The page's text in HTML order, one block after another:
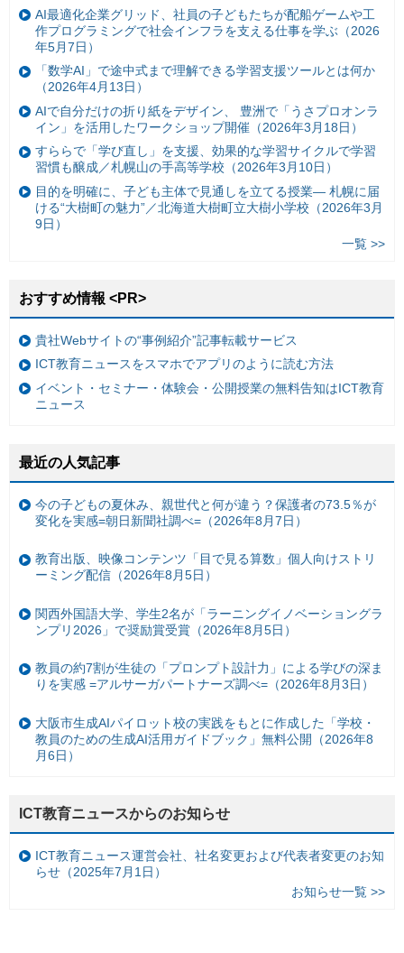
AI最適化企業グリッド、社員の子どもたちが配船ゲームや工
作プログラミングで社会インフラを支える仕事を学ぶ（2026
年5月7日）
「数学AI」で途中式まで理解できる学習支援ツールとは何か
（2026年4月13日）
AIで自分だけの折り紙をデザイン、 豊洲で「うさプロオンラ
イン」を活用したワークショップ開催（2026年3月18日）
すららで「学び直し」を支援、効果的な学習サイクルで学習
習慣も醸成／札幌山の手高等学校（2026年3月10日）
目的を明確に、子ども主体で見通しを立てる授業— 札幌に届
ける“大樹町の魅力”／北海道大樹町立大樹小学校（2026年3月
9日）
一覧 >>
おすすめ情報 <PR>
貴社Webサイトの“事例紹介”記事転載サービス
ICT教育ニュースをスマホでアプリのように読む方法
イベント・セミナー・体験会・公開授業の無料告知はICT教育
ニュース
最近の人気記事
今の子どもの夏休み、親世代と何が違う？保護者の73.5％が
変化を実感=朝日新聞社調べ=（2026年8月7日）
教育出版、映像コンテンツ「目で見る算数」個人向けストリ
ーミング配信（2026年8月5日）
関西外国語大学、学生2名が「ラーニングイノベーショングラ
ンプリ2026」で奨励賞受賞（2026年8月5日）
教員の約7割が生徒の「プロンプト設計力」による学びの深ま
りを実感 =アルサーガパートナーズ調べ=（2026年8月3日）
大阪市生成AIパイロット校の実践をもとに作成した「学校・
教員のための生成AI活用ガイドブック」無料公開（2026年8
月6日）
ICT教育ニュースからのお知らせ
ICT教育ニュース運営会社、社名変更および代表者変更のお知
らせ（2025年7月1日）
お知らせ一覧 >>